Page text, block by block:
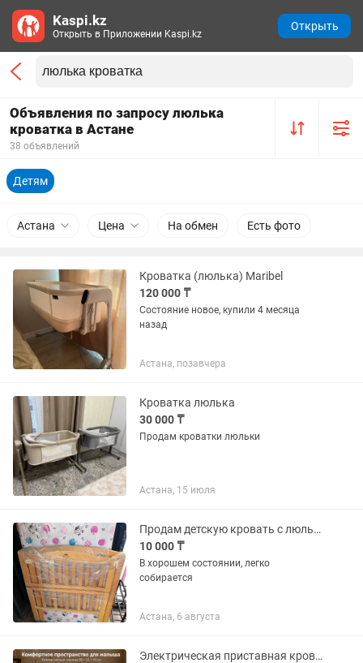
Объявления по запросу люлька
кроватка в Астане
38 объявлений
Детям
Астана Цена На обмен Есть фото
Кроватка (люлька) Maribel
120 000 ₸
Состояние новое, купили 4 месяца
назад
Астана, позавчера
Кроватка люлька
30 000 ₸
Продам кроватки люльки
Астана, 15 июля
Продам детскую кровать с люлькой
10 000 ₸
В хорошем состоянии, легко
собирается
Астана, 6 августа
Электрическая приставная кровать-люлька
Kaspi.kz
Открыть в Приложении Kaspi.kz
Открыть